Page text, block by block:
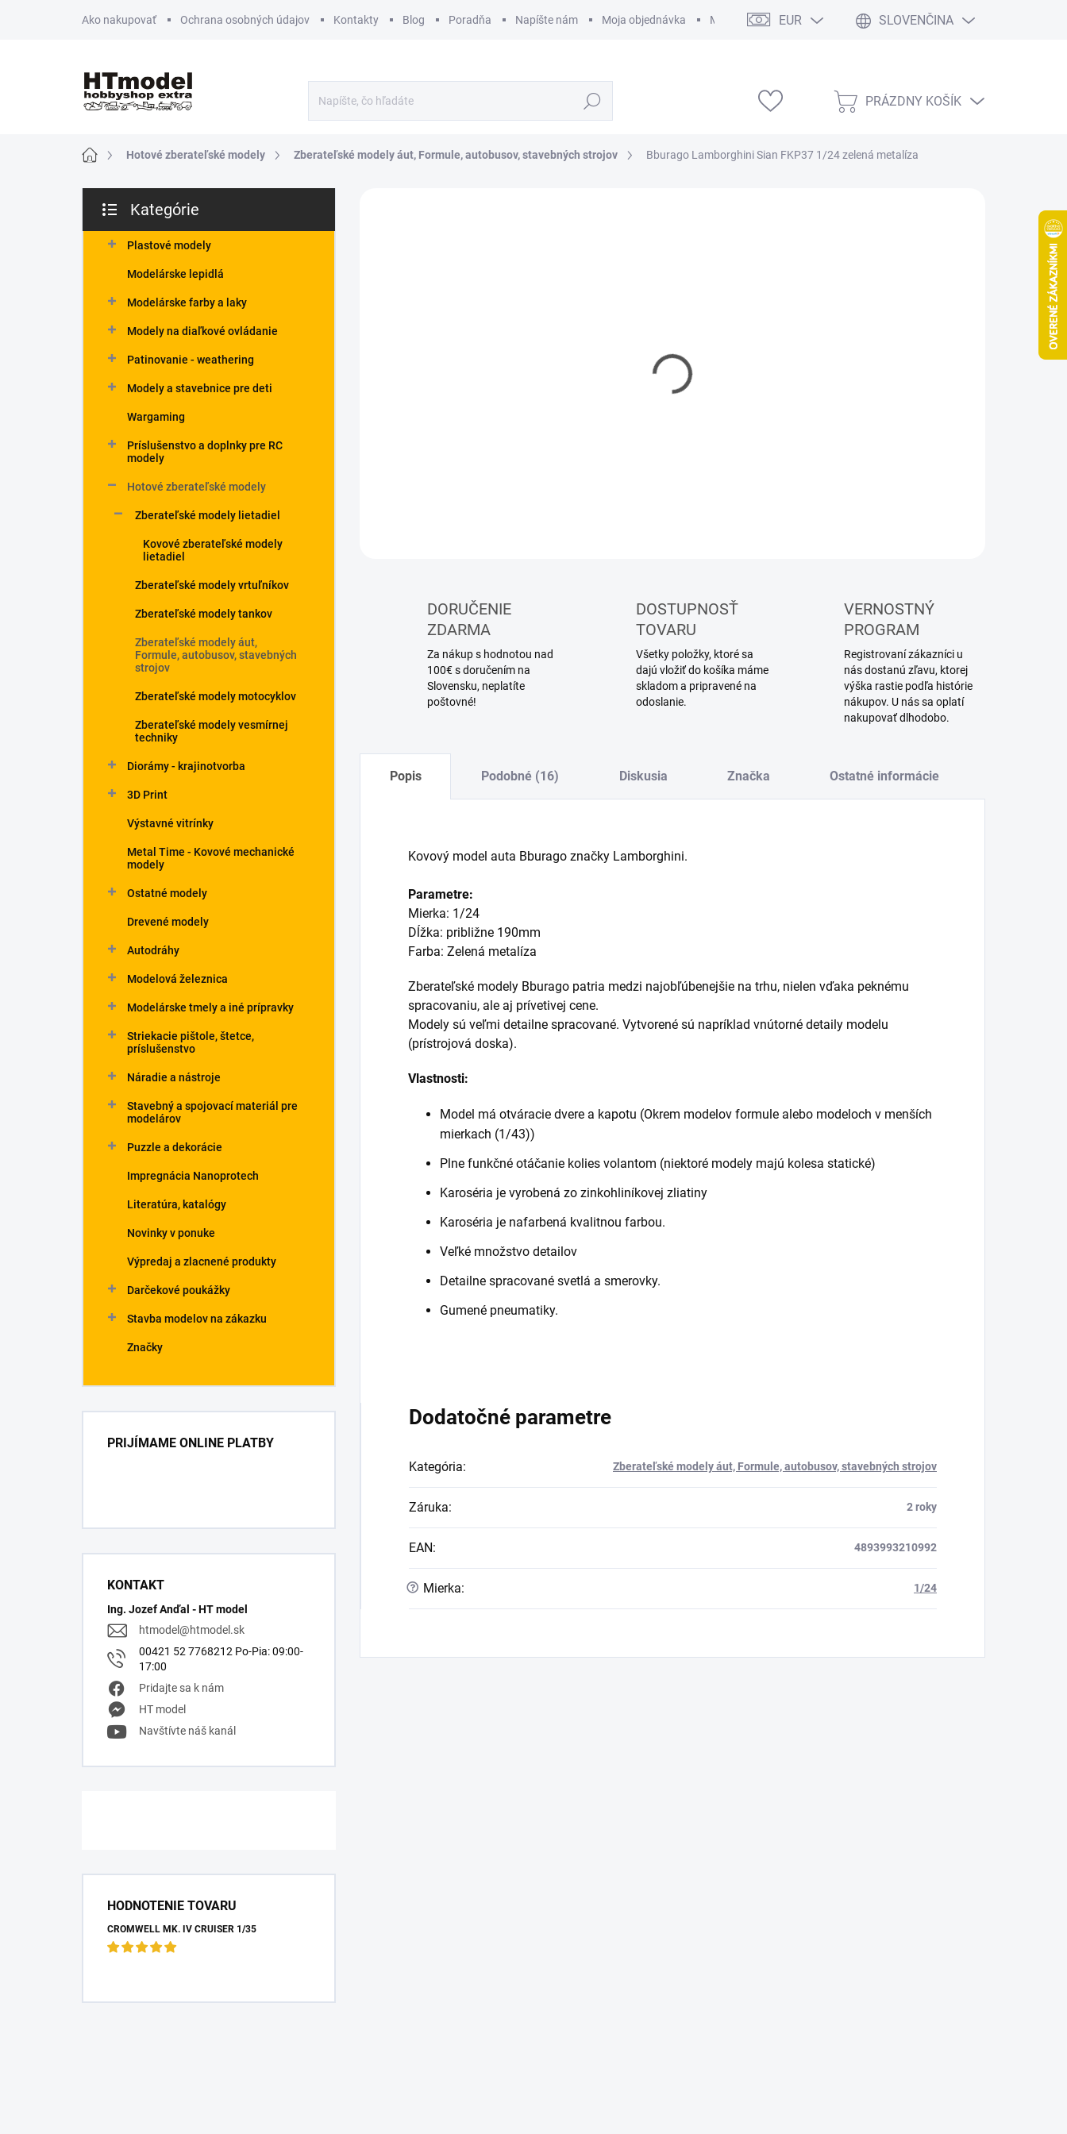
Ako nakupovať Ochrana osobných údajov Kontakty Blog Poradňa Napíšte nám Moja objednávka Modelárske výstavy
EUR SLOVENČINA
Hľadať
NÁKUPNÝ
PRÁZDNY KOŠÍK
DomovHotové zberateľské modely Zberateľské modely áut, Formule, autobusov, stavebných strojov Bburago Lamborghini Sian FKP37 1/24 zelená metalíza
č
kategórie
Kategórie
Plastové modely
Modelárske lepidlá
Modelárske farby a laky
Modely na diaľkové ovládanie
Patinovanie - weathering
Modely a stavebnice pre deti
Wargaming
Príslušenstvo a doplnky pre RC
modely
Hotové zberateľské modely
Zberateľské modely lietadiel
Kovové zberateľské modely
lietadiel
Zberateľské modely vrtuľníkov
Zberateľské modely tankov
Zberateľské modely áut,
Formule, autobusov, stavebných
strojov
Zberateľské modely motocyklov
Zberateľské modely vesmírnej
techniky
Diorámy - krajinotvorba
3D Print
Výstavné vitrínky
Metal Time - Kovové mechanické
modely
Ostatné modely
Drevené modely
Autodráhy
Modelová železnica
Modelárske tmely a iné prípravky
Striekacie pištole, štetce,
príslušenstvo
Náradie a nástroje
Stavebný a spojovací materiál pre
modelárov
Puzzle a dekorácie
Impregnácia Nanoprotech
Literatúra, katalógy
Novinky v ponuke
Výpredaj a zlacnené produkty
Darčekové poukážky
Stavba modelov na zákazku
Značky
PRIJÍMAME ONLINE PLATBY
KONTAKT
Ing. Jozef Anďal - HT model
htmodel@htmodel.sk
00421 52 7768212 Po-Pia: 09:00-
17:00
Pridajte sa k nám
HT model
Navštívte náš kanál
HODNOTENIE TOVARU
CROMWELL MK. IV CRUISER 1/35
DORUČENIA
DORUČENIE
ZDARMA
Za nákup s hodnotou nad
100€ s doručením na
Slovensku, neplatíte
poštovné!
DOSTUPNOSŤ
TOVARU
Všetky položky, ktoré sa
dajú vložiť do košíka máme
skladom a pripravené na
odoslanie.
VERNOSTNÝ
PROGRAM
Registrovaní zákazníci u
nás dostanú zľavu, ktorej
výška rastie podľa histórie
nákupov. U nás sa oplatí
nakupovať dlhodobo.
Popis Podobné (16) Diskusia Značka Ostatné informácie
Kovový model auta Bburago značky Lamborghini.
Parametre:
Mierka: 1/24
Dĺžka: približne 190mm
Farba: Zelená metalíza
Zberateľské modely Bburago patria medzi najobľúbenejšie na trhu, nielen vďaka peknému
spracovaniu, ale aj prívetivej cene.
Modely sú veľmi detailne spracované. Vytvorené sú napríklad vnútorné detaily modelu
(prístrojová doska).
Vlastnosti:
Model má otváracie dvere a kapotu (Okrem modelov formule alebo modeloch v menších
mierkach (1/43))
Plne funkčné otáčanie kolies volantom (niektoré modely majú kolesa statické)
Karoséria je vyrobená zo zinkohliníkovej zliatiny
Karoséria je nafarbená kvalitnou farbou.
Veľké množstvo detailov
Detailne spracované svetlá a smerovky.
Gumené pneumatiky.
Dodatočné parametre
Kategória: Zberateľské modely áut, Formule, autobusov, stavebných strojov
Záruka: 2 roky
EAN: 4893993210992
? Mierka: 1/24